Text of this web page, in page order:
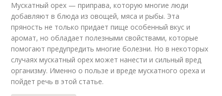
Мускатный орех — приправа, которую многие люди
добавляют в блюда из овощей, мяса и рыбы. Эта
пряность не только придает пище особенный вкус и
аромат, но обладает полезными свойствами, которые
помогают предупредить многие болезни. Но в некоторых
случаях мускатный орех может нанести и сильный вред
организму. Именно о пользе и вреде мускатного ореха и
пойдет речь в этой статье.